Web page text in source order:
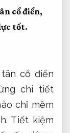
cổ điển,
tốt.
cổ điển
chi tiết
chỉ mềm
Tiết kiệm